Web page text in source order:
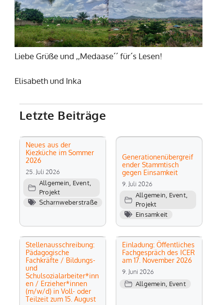
Liebe Grüße und ,,Medaase´´ für´s Lesen!
Elisabeth und Inka
Letzte Beiträge
Neues aus der
Kiezküche im Sommer
2026
25. Juli 2026
Allgemein, Event,
Projekt
Scharnweberstraße
Generationenübergreif
ender Stammtisch
gegen Einsamkeit
9. Juli 2026
Allgemein, Event,
Projekt
Einsamkeit
Stellenausschreibung:
Pädagogische
Fachkräfte / Bildungs-
und
Schulsozialarbeiter*inn
en / Erzieher*innen
(m/w/d) in Voll- oder
Teilzeit zum 15. August
Einladung: Öffentliches
Fachgespräch des ICER
am 17. November 2026
9. Juni 2026
Allgemein Event